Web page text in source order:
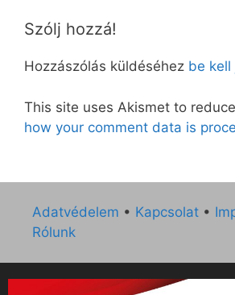
Szólj hozzá!
Hozzászólás küldéséhez be kell
This site uses Akismet to
how your comment data is
Adatvédelem • Kapcsolat •
Rólunk